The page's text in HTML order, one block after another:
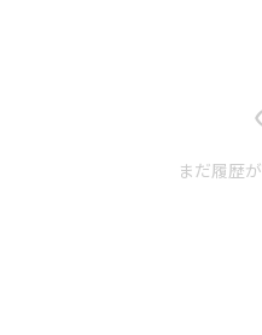
まだ履歴